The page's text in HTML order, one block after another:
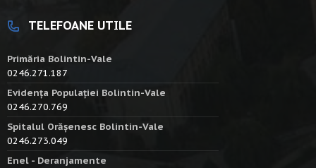
TELEFOANE UTILE
Primăria Bolintin-Vale
0246.271.187
Evidența Populației Bolintin-Vale
0246.270.769
Spitalul Orășenesc Bolintin-Vale
0246.273.049
Enel - Deranjamente